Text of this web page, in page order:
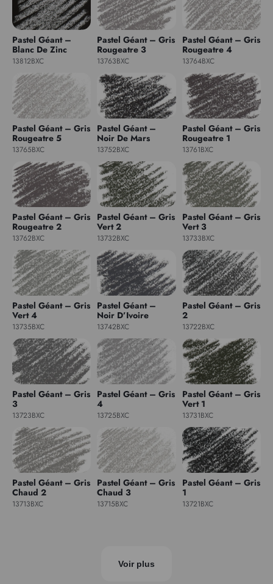
Pastel Géant –
Blanc De Zinc
13812BXC
Pastel Géant – Gris
Rougeatre 3
13763BXC
Pastel Géant – Gris
Rougeatre 4
13764BXC
Pastel Géant – Gris
Rougeatre 5
13765BXC
Pastel Géant –
Noir De Mars
13752BXC
Pastel Géant – Gris
Rougeatre 1
13761BXC
Pastel Géant – Gris
Rougeatre 2
13762BXC
Pastel Géant – Gris
Vert 2
13732BXC
Pastel Géant – Gris
Vert 3
13733BXC
Pastel Géant – Gris
Vert 4
13735BXC
Pastel Géant –
Noir D’Ivoire
13742BXC
Pastel Géant – Gris
2
13722BXC
Pastel Géant – Gris
3
13723BXC
Pastel Géant – Gris
4
13725BXC
Pastel Géant – Gris
Vert 1
13731BXC
Pastel Géant – Gris
Chaud 2
13713BXC
Pastel Géant – Gris
Chaud 3
13715BXC
Pastel Géant – Gris
1
13721BXC
Voir plus